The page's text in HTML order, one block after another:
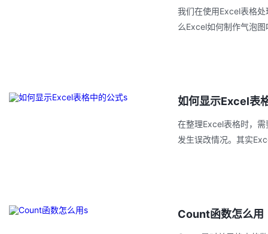
我们在使用Excel表格
么Excel如何制作气泡图
如何显示Excel表
在整理Excel表格时，
发生误改情况。其实
Count函数怎么用